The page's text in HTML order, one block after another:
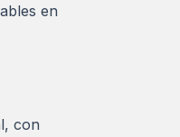
en
con